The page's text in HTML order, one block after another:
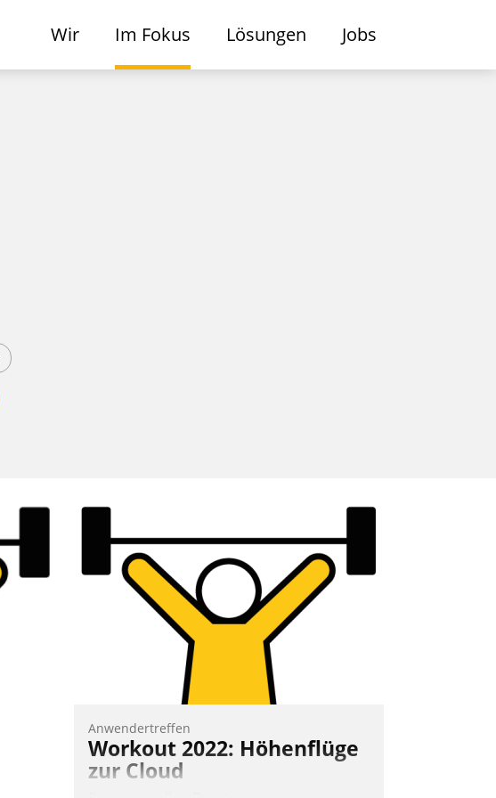
Wir Im Fokus Lösungen Jobs
Anwendertreffen
Workout 2022: Höhenflüge
zur Cloud